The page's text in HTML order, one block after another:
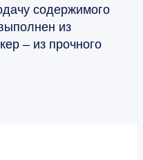
содержимого
из
– из прочного